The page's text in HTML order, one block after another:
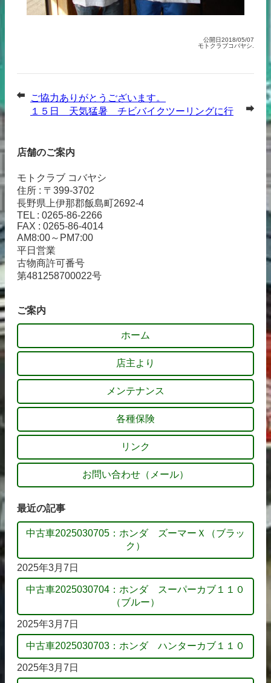
公開日2018/05/07
モトクラブコバヤシ.
ご協力ありがとうございます。
１５日 天気猛暑 チビバイクツーリングに行
店舗のご案内
モトクラブ コバヤシ
住所 : 〒399-3702
長野県上伊那郡飯島町2692-4
TEL : 0265-86-2266
FAX : 0265-86-4014
AM8:00～PM7:00
平日営業
古物商許可番号
第481258700022号
ご案内
ホーム
店主より
メンテナンス
各種保険
リンク
お問い合わせ（メール）
最近の記事
中古車2025030705：ホンダ ズーマーＸ（ブラッ
ク）
2025年3月7日
中古車2025030704：ホンダ スーパーカブ１１０
（ブルー）
2025年3月7日
中古車2025030703：ホンダ ハンターカブ１１０
2025年3月7日